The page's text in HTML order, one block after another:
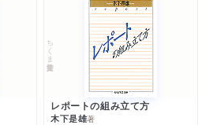
ちくま学芸文庫
レポートの組み立て方
木下是雄著